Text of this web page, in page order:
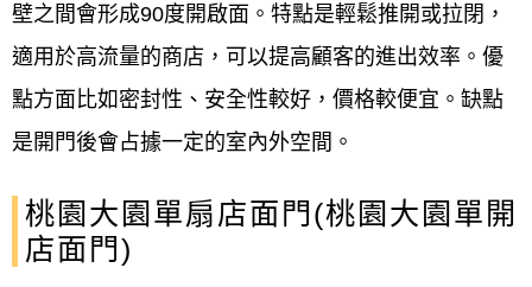
壁之間會形成90度開啟面。特點是輕鬆推開或拉閉，
適用於高流量的商店，可以提高顧客的進出效率。優
點方面比如密封性、安全性較好，價格較便宜。缺點
是開門後會占據一定的室內外空間。
桃園大園單扇店面門(桃園大園單開
店面門)